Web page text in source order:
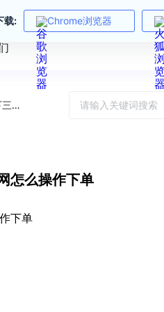
载: Chrome浏览器
面积满足的情况下三个文件一个钢网怎么操作下单
怎么操作下单
下单